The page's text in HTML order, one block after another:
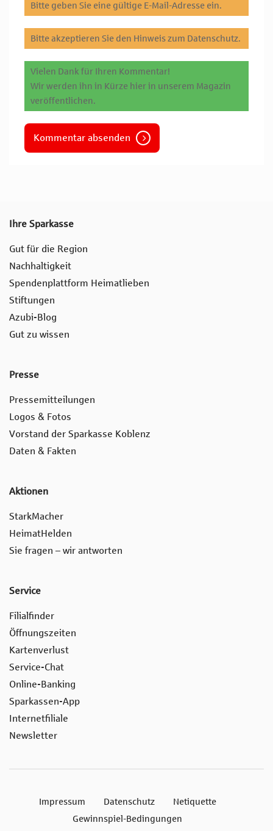
Bitte geben Sie eine gültige E-Mail-Adresse ein.
Bitte akzeptieren Sie den Hinweis zum Datenschutz.
Vielen Dank für Ihren Kommentar!
Wir werden ihn in Kürze hier in unserem Magazin
veröffentlichen.
Kommentar absenden
Ihre Sparkasse
Gut für die Region
Nachhaltigkeit
Spendenplattform Heimatlieben
Stiftungen
Azubi-Blog
Gut zu wissen
Presse
Pressemitteilungen
Logos & Fotos
Vorstand der Sparkasse Koblenz
Daten & Fakten
Aktionen
StarkMacher
HeimatHelden
Sie fragen – wir antworten
Service
Filialfinder
Öffnungszeiten
Kartenverlust
Service-Chat
Online-Banking
Sparkassen-App
Internetfiliale
Newsletter
Impressum Datenschutz
Netiquette
Gewinnspiel-Bedingungen